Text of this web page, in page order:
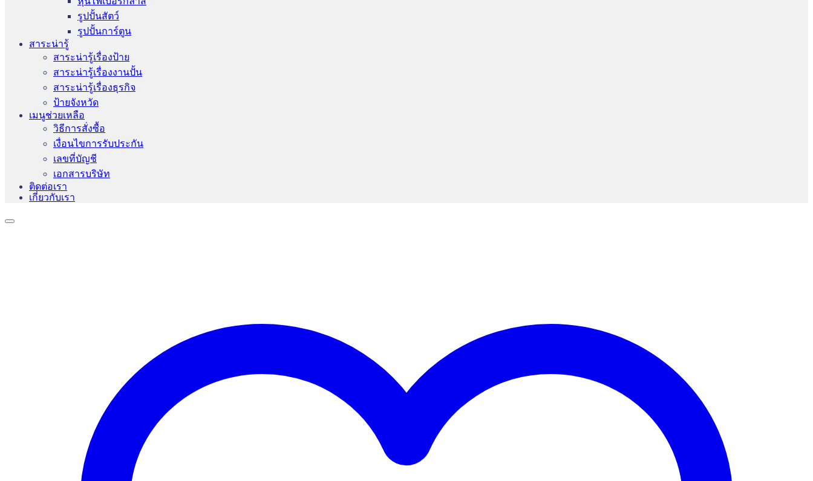
รูปปั้นสัตว์
รูปปั้นการ์ตูน
สาระน่ารู้
สาระน่ารู้เรื่องป้าย
สาระน่ารู้เรื่องงานปั้น
สาระน่ารู้เรื่องธุรกิจ
ป้ายจังหวัด
เมนูช่วยเหลือ
วิธีการสั่งซื้อ
เงื่อนไขการรับประกัน
เลขที่บัญชี
เอกสารบริษัท
ติดต่อเรา
เกี่ยวกับเรา